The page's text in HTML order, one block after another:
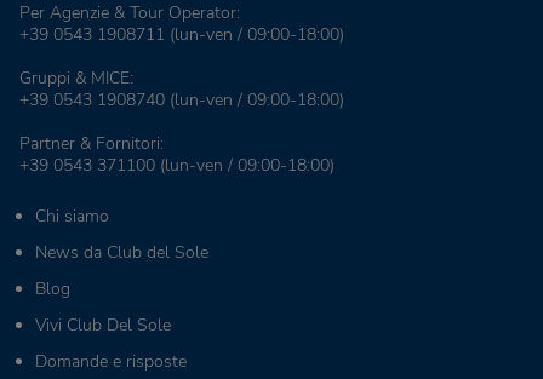
Per Agenzie & Tour Operator:
+39 0543 1908711 (lun-ven / 09:00-18:00)
Gruppi & MICE:
+39 0543 1908740 (lun-ven / 09:00-18:00)
Partner & Fornitori:
+39 0543 371100 (lun-ven / 09:00-18:00)
Chi siamo
News da Club del Sole
Blog
Vivi Club Del Sole
Domande e risposte